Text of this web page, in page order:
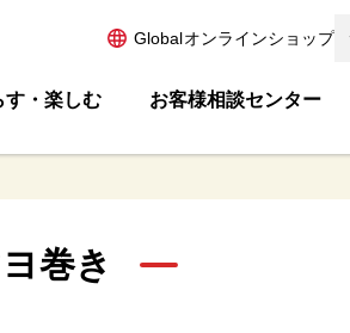
Globalオンラインショップ
す・楽しむ お客様相談センター
巻き